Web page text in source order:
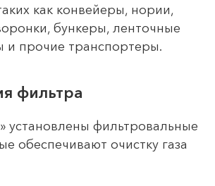
как конвейеры, нории,
бункеры, ленточные
и прочие транспортеры.
фильтра
установлены фильтровальные
обеспечивают очистку газа